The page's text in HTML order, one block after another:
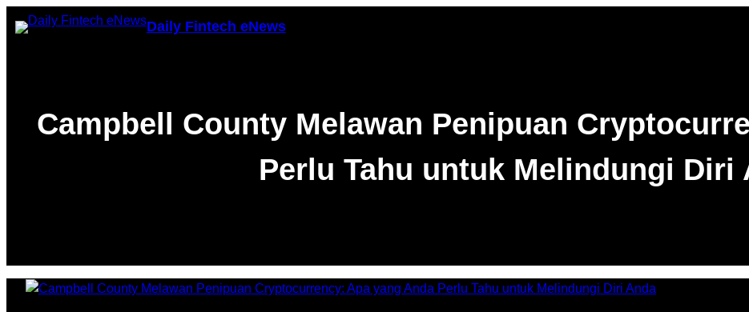
Skip
to
Daily Fintech eNews
Campbell County Melawan Penipuan
Perlu Tahu untuk Melindungi Diri